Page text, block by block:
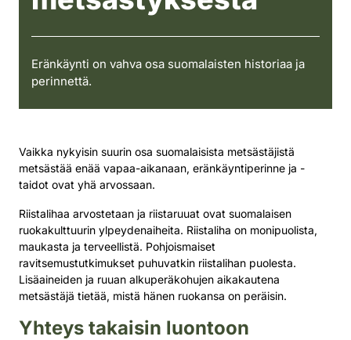
Eränkäynti on vahva osa suomalaisten historiaa ja
perinnettä.
Vaikka nykyisin suurin osa suomalaisista metsästäjistä
metsästää enää vapaa-aikanaan, eränkäyntiperinne ja -
taidot ovat yhä arvossaan.
Riistalihaa arvostetaan ja riistaruuat ovat suomalaisen
ruokakulttuurin ylpeydenaiheita. Riistaliha on monipuolista,
maukasta ja terveellistä. Pohjoismaiset
ravitsemustutkimukset puhuvatkin riistalihan puolesta.
Lisäaineiden ja ruuan alkuperäkohujen aikakautena
metsästäjä tietää, mistä hänen ruokansa on peräisin.
Yhteys takaisin luontoon